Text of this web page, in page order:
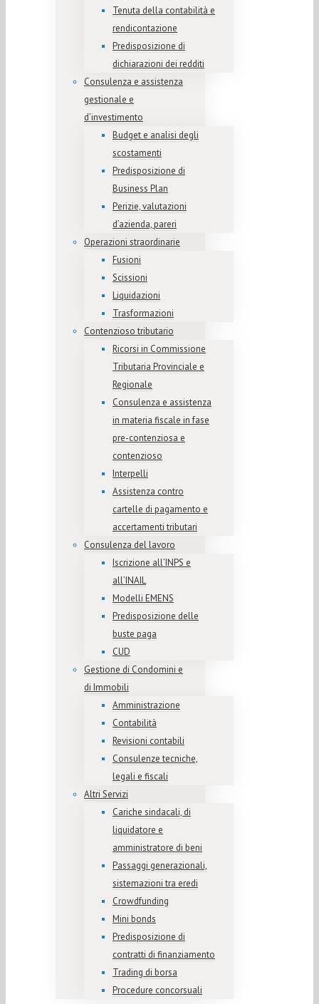
Tenuta della contabilità e
rendicontazione
Predisposizione di
dichiarazioni dei redditi
Consulenza e assistenza
gestionale e
d’investimento
Budget e analisi degli
scostamenti
Predisposizione di
Business Plan
Perizie, valutazioni
d’azienda, pareri
Operazioni straordinarie
Fusioni
Scissioni
Liquidazioni
Trasformazioni
Contenzioso tributario
Ricorsi in Commissione
Tributaria Provinciale e
Regionale
Consulenza e assistenza
in materia fiscale in fase
pre-contenziosa e
contenzioso
Interpelli
Assistenza contro
cartelle di pagamento e
accertamenti tributari
Consulenza del lavoro
Iscrizione all’INPS e
all’INAIL
Modelli EMENS
Predisposizione delle
buste paga
CUD
Gestione di Condomini e
di Immobili
Amministrazione
Contabilità
Revisioni contabili
Consulenze tecniche,
legali e fiscali
Altri Servizi
Cariche sindacali, di
liquidatore e
amministratore di beni
Passaggi generazionali,
sistemazioni tra eredi
Crowdfunding
Mini bonds
Predisposizione di
contratti di finanziamento
Trading di borsa
Procedure concorsuali